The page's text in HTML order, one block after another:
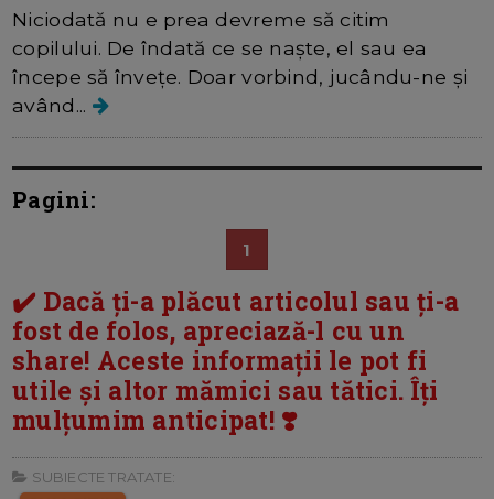
Niciodată nu e prea devreme să citim
copilului. De îndată ce se naște, el sau ea
începe să învețe. Doar vorbind, jucându-ne și
având...
Pagini:
1
✔️ Dacă ți-a plăcut articolul sau ți-a
fost de folos, apreciază-l cu un
share! Aceste informații le pot fi
utile și altor mămici sau tătici. Îți
mulțumim anticipat! ❣️
SUBIECTE TRATATE: